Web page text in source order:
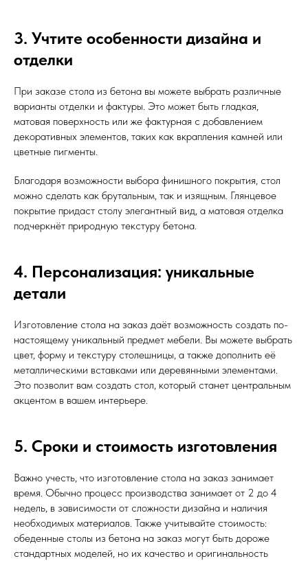
3. Учтите особенности дизайна и
отделки
При заказе стола из бетона вы можете выбрать различные
варианты отделки и фактуры. Это может быть гладкая,
матовая поверхность или же фактурная с добавлением
декоративных элементов, таких как вкрапления камней или
цветные пигменты.
Благодаря возможности выбора финишного покрытия, стол
можно сделать как брутальным, так и изящным. Глянцевое
покрытие придаст столу элегантный вид, а матовая отделка
подчеркнёт природную текстуру бетона.
4. Персонализация: уникальные
детали
Изготовление стола на заказ даёт возможность создать по-
настоящему уникальный предмет мебели. Вы можете выбрать
цвет, форму и текстуру столешницы, а также дополнить её
металлическими вставками или деревянными элементами.
Это позволит вам создать стол, который станет центральным
акцентом в вашем интерьере.
5. Сроки и стоимость изготовления
Важно учесть, что изготовление стола на заказ занимает
время. Обычно процесс производства занимает от 2 до 4
недель, в зависимости от сложности дизайна и наличия
необходимых материалов. Также учитывайте стоимость:
обеденные столы из бетона на заказ могут быть дороже
стандартных моделей, но их качество и оригинальность